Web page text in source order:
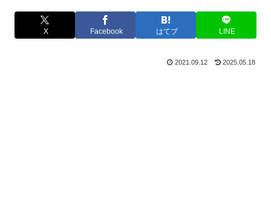
X Facebook はてブ LINE
2021.09.12 2025.05.18